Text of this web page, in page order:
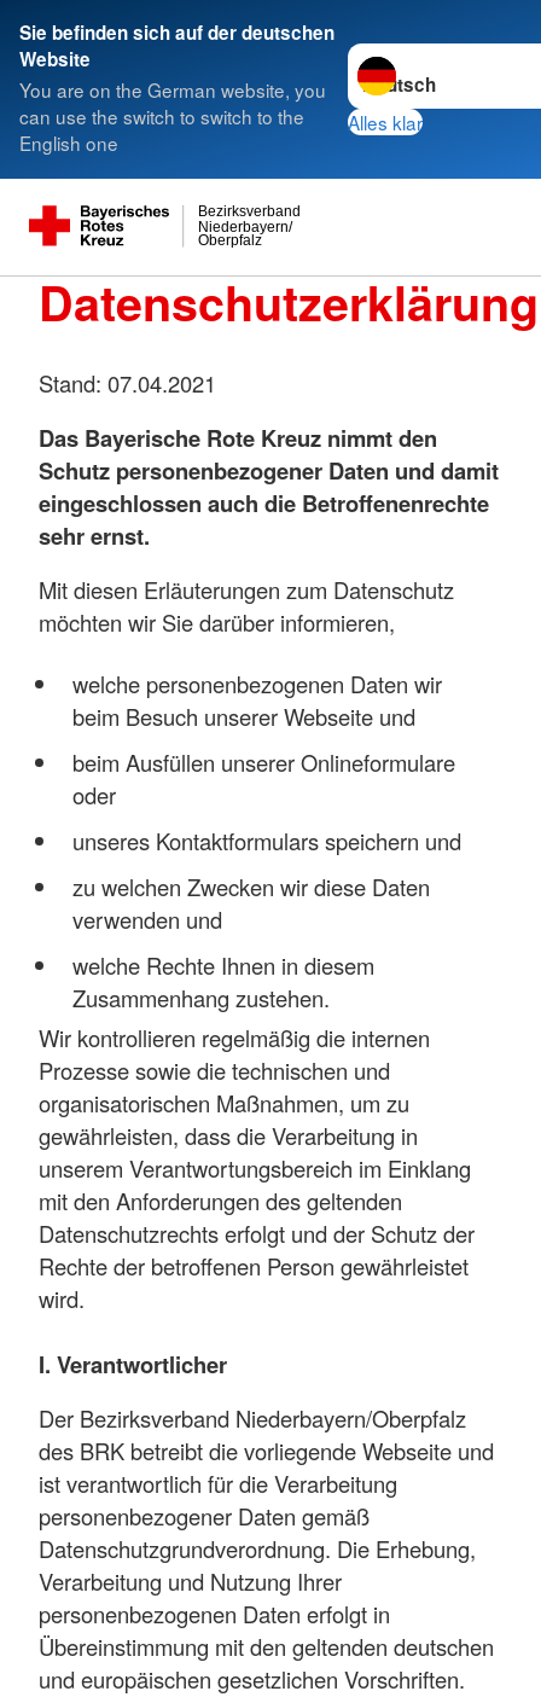
Sie befinden sich auf der deutschen
Website
You are on the German website, you
can use the switch to switch to the
English one
Sprache wechseln zu
Alles klar
Oberpfalz
Niederbayern/
Bezirksverband
Datenschutzerklärung
Stand: 07.04.2021
Das Bayerische Rote Kreuz nimmt den
Schutz personenbezogener Daten und damit
eingeschlossen auch die Betroffenenrechte
sehr ernst.
Mit diesen Erläuterungen zum Datenschutz
möchten wir Sie darüber informieren,
welche personenbezogenen Daten wir
beim Besuch unserer Webseite und
beim Ausfüllen unserer Onlineformulare
oder
unseres Kontaktformulars speichern und
zu welchen Zwecken wir diese Daten
verwenden und
welche Rechte Ihnen in diesem
Zusammenhang zustehen.
Wir kontrollieren regelmäßig die internen
Prozesse sowie die technischen und
organisatorischen Maßnahmen, um zu
gewährleisten, dass die Verarbeitung in
unserem Verantwortungsbereich im Einklang
mit den Anforderungen des geltenden
Datenschutzrechts erfolgt und der Schutz der
Rechte der betroffenen Person gewährleistet
wird.
I. Verantwortlicher
Der Bezirksverband Niederbayern/Oberpfalz
des BRK betreibt die vorliegende Webseite und
ist verantwortlich für die Verarbeitung
personenbezogener Daten gemäß
Datenschutzgrundverordnung. Die Erhebung,
Verarbeitung und Nutzung Ihrer
personenbezogenen Daten erfolgt in
Übereinstimmung mit den geltenden deutschen
und europäischen gesetzlichen Vorschriften.